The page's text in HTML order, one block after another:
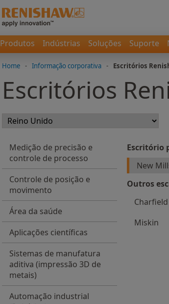
Produtos Indústrias Soluções Suporte
Home - Informação corporativa - Escritórios
Escritórios
Medição de precisão e
controle de processo
Controle de posição e
movimento
Área da saúde
Aplicações científicas
Sistemas de manufatura
aditiva (impressão 3D de
metais)
Automação industrial
Escritório
New
Outros
Charfield
Miskin